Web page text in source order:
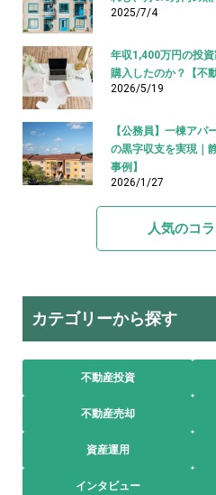
2025/7/4
年収1,400万円の投
購入したのか？【不
2026/5/19
【公務員】一棟ア
の黒字収支を実現｜
事例】
2026/1/27
人気のコ
カテゴリーから探す
不動産投資
不動産売却
資産運用
インタビュー